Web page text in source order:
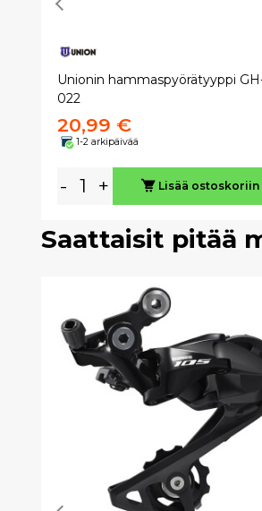
Unionin hammaspyörätyyppi
022
20,99 €
1-2 arkipäivää
- + Lisää ostoskoriin
Saattaisit pitää